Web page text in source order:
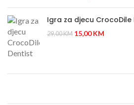
Igra za djecu CrocoDile
29,00KM 15,00KM